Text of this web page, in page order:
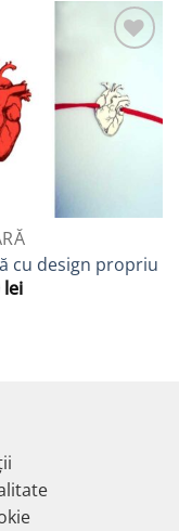
la
Favorite
cu design propriu
lei